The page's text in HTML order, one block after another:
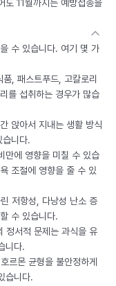
도 11월까지는 예방접종을
수 있습니다. 여기 몇 가
, 패스트푸드, 고칼로리
를 섭취하는 경우가 많습
앉아서 지내는 생활 방식
습니다.
만에 영향을 미칠 수 있습
조절에 영향을 줄 수 있
저항성, 다낭성 난소 증
수 있습니다.
정서적 문제는 과식을 유
니다.
르몬 균형을 불안정하게
습니다.